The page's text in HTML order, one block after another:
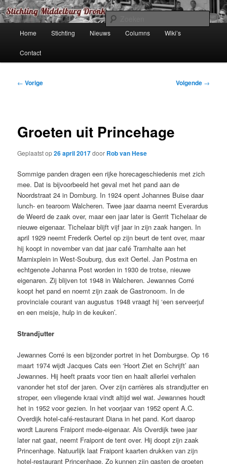
Spring
naar
primaire
de organisatie achter de *.dronk websites
Home Stichting Nieuws Columns Wiki’s
Contact
Bericht
← Vorige Volgende →
Groeten uit Princehage
Geplaatst op26 april 2017door Rob van Hese
Sommige panden dragen een rijke horecageschiedenis met zich
mee. Dat is bijvoorbeeld het geval met het pand aan de
Noordstraat 24 in Domburg. In 1924 opent Johannes Buise daar
lunch- en tearoom Walcheren. Twee jaar daarna neemt Everardus
de Weerd de zaak over, maar een jaar later is Gerrit Tichelaar de
nieuwe eigenaar. Tichelaar blijft vijf jaar in zijn zaak hangen. In
april 1929 neemt Frederik Oertel op zijn beurt de tent over, maar
hij koopt in november van dat jaar café Tramhalte aan het
Marnixplein in West-Souburg, dus exit Oertel. Jan Postma en
echtgenote Johanna Post worden in 1930 de trotse, nieuwe
eigenaren. Zij blijven tot 1948 in Walcheren. Jewannes Corré
koopt het pand en noemt zijn zaak de Gastronoom. In de
provinciale courant van augustus 1948 vraagt hij ‘een serveerjuf
en een meisje, hulp in de keuken’.
Strandjutter
Jewannes Corré is een bijzonder portret in het Domburgse. Op 16
maart 1974 wijdt Jacques Cats een ‘Hoort Ziet en Schrijft’ aan
Jewannes. Hij heeft praats voor tien en haalt allerlei verhalen
vanonder het stof der jaren. Over zijn carrières als strandjutter en
stroper, een vliegende kraai vindt altijd wel wat. Jewannes houdt
het in 1952 voor gezien. In het voorjaar van 1952 opent A.C.
Overdijk hotel-café-restaurant Diana in het pand. Kort daarop
wordt Laurens Fraipont mede-eigenaar. Als Overdijk twee jaar
later nat gaat, neemt Fraipont de tent over. Hij doopt zijn zaak
Princenhage. Natuurlijk laat Fraipont kaarten drukken van zijn
hotel-restaurant Princenhage. Zo kunnen zijn gasten de groeten